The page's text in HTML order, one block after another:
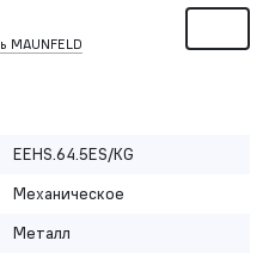
EEHS.64.5ES/KG
Механическое
Металл